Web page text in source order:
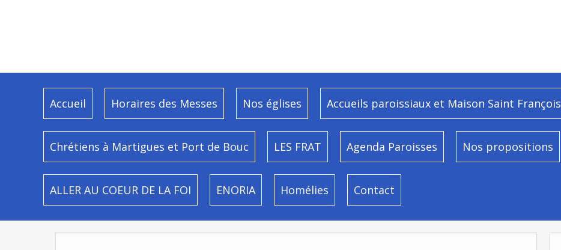
Accueil Horaires des Messes Nos églises Accueils paroissiaux et Maison Saint François
Chrétiens à Martigues et Port de Bouc LES FRAT Agenda Paroisses Nos propositions
ALLER AU COEUR DE LA FOI ENORIA Homélies Contact